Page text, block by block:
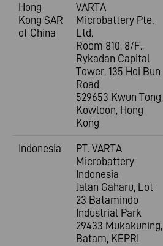
Hong
Kong SAR
of China
VARTA
Microbattery Pte.
Ltd.
Room 810, 8/F.,
Rykadan Capital
Tower, 135 Hoi Bun
Road
529653 Kwun Tong,
Kowloon, Hong
Kong
Indonesia
PT. VARTA
Microbattery
Indonesia
Jalan Gaharu, Lot
23 Batamindo
Industrial Park
29433 Mukakuning,
Batam, KEPRI